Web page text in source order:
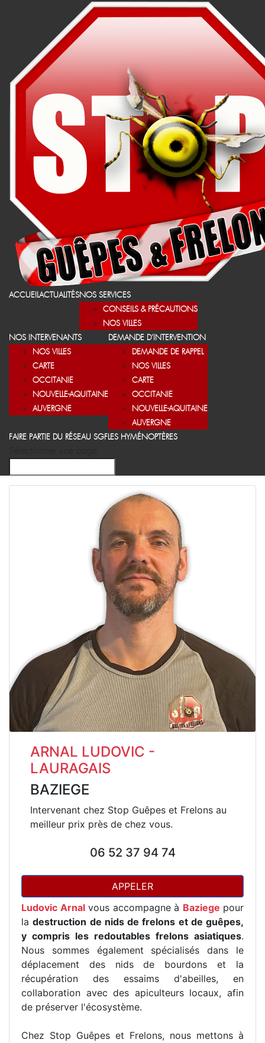
ACCUEILACTUALITÉSNOS SERVICES
CONSEILS & PRÉCAUTIONS
NOS VILLES
NOS INTERVENANTS
NOS VILLES
CARTE
OCCITANIE
NOUVELLE-AQUITAINE
AUVERGNE
DEMANDE D’INTERVENTION
DEMANDE DE RAPPEL
NOS VILLES
CARTE
OCCITANIE
NOUVELLE-AQUITAINE
AUVERGNE
FAIRE PARTIE DU RÉSEAU SGFLES HYMÉNOPTÈRES
ARNAL LUDOVIC -
LAURAGAIS
BAZIEGE
Intervenant chez Stop Guêpes et Frelons au
meilleur prix près de chez vous.
06 52 37 94 74
APPELER
Ludovic Arnalvous accompagne à Baziege pour
ladestruction de nids de frelons et de guêpes,
y compris les redoutables frelons asiatiques.
Nous sommes également spécialisés dans le
déplacement des nids de bourdons et la
récupération des essaims d'abeilles, en
collaboration avec des apiculteurs locaux, afin
de préserver l'écosystème.
Chez Stop Guêpes et Frelons, nous mettons à